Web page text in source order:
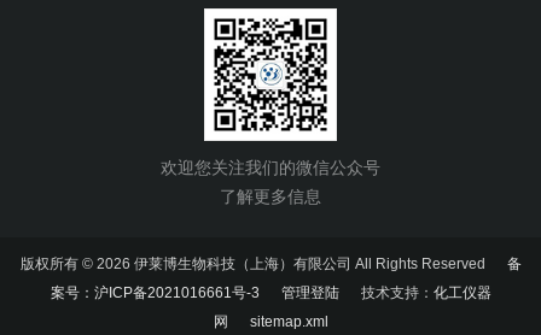
欢迎您关注我们的微信公众号
了解更多信息
版权所有 © 2026 伊莱博生物科技（上海）有限公司 All Rights Reserved 备
案号：沪ICP备2021016661号-3
管理登陆技术支持： 化工仪器
网
sitemap.xml